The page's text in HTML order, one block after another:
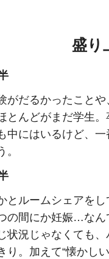
盛り
がだるかったこと
とんどがまだ学生
中にはいるけど、
。
とルームシェアを
の間にか妊娠…なん
状況じゃなくても
り。加えて“懐かし